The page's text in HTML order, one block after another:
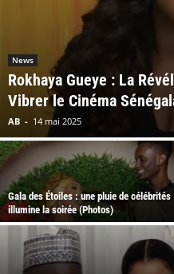
News
Rokhaya Gueye : La
Vibrer le Cinéma
AB - 14 mai 2025
Gala des Étoiles : une pluie de célébrités
illumine la soirée (Photos)